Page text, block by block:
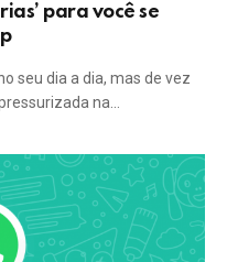
para você se
seu dia a dia, mas de vez
na…